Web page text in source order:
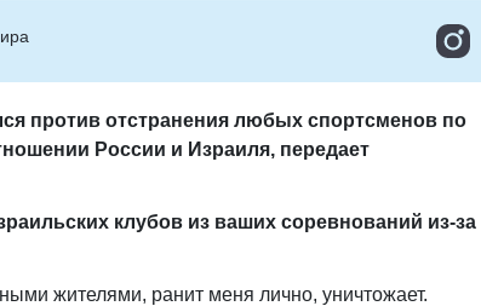
против отстранения любых спортсменов по
России и Израиля, передает
клубов из ваших соревнований из-за
жителями, ранит меня лично, уничтожает.